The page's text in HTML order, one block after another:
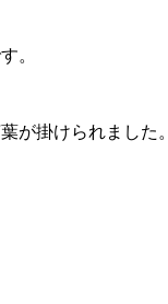
。
が掛けられました。